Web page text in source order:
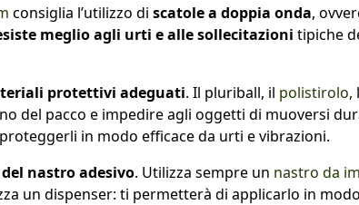
consiglia l’utilizzo di scatole a doppia onda,
meglio agli urti e alle sollecitazioni tipiche
protettivi adeguati. Il pluriball, il polistirolo,
del pacco e impedire agli oggetti di muoversi
in modo efficace da urti e vibrazioni.
nastro adesivo. Utilizza sempre un nastro da
un dispenser: ti permetterà di applicarlo in